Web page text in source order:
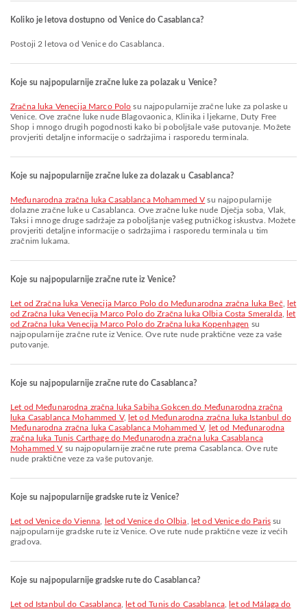
Koliko je letova dostupno od Venice do Casablanca?
Postoji 2 letova od Venice do Casablanca.
Koje su najpopularnije zračne luke za polazak u Venice?
Zračna luka Venecija Marco Polo su najpopularnije zračne luke za polaske u
Venice. Ove zračne luke nude Blagovaonica, Klinika i ljekarne, Duty Free
Shop i mnogo drugih pogodnosti kako bi poboljšale vaše putovanje. Možete
provjeriti detaljne informacije o sadržajima i rasporedu terminala.
Koje su najpopularnije zračne luke za dolazak u Casablanca?
Međunarodna zračna luka Casablanca Mohammed V su najpopularnije
dolazne zračne luke u Casablanca. Ove zračne luke nude Dječja soba, Vlak,
Taksi i mnoge druge sadržaje za poboljšanje vašeg putničkog iskustva. Možete
provjeriti detaljne informacije o sadržajima i rasporedu terminala u tim
zračnim lukama.
Koje su najpopularnije zračne rute iz Venice?
let od Zračna luka Venecija Marco Polo do Međunarodna zračna luka Beč,
let
od Zračna luka Venecija Marco Polo do Zračna luka Olbia Costa Smeralda,
let
od Zračna luka Venecija Marco Polo do Zračna luka Kopenhagen su
najpopularnije zračne rute iz Venice. Ove rute nude praktične veze za vaše
putovanje.
Koje su najpopularnije zračne rute do Casablanca?
let od Međunarodna zračna luka Sabiha Gokcen do Međunarodna zračna
luka Casablanca Mohammed V,
let od Međunarodna zračna luka Istanbul do
Međunarodna zračna luka Casablanca Mohammed V,
let od Međunarodna
zračna luka Tunis Carthage do Međunarodna zračna luka Casablanca
Mohammed V su najpopularnije zračne rute prema Casablanca. Ove rute
nude praktične veze za vaše putovanje.
Koje su najpopularnije gradske rute iz Venice?
let od Venice do Vienna let od Venice do Olbia let od Venice do Parissu
najpopularnije gradske rute iz Venice. Ove rute nude praktične veze iz većih
gradova.
Koje su najpopularnije gradske rute do Casablanca?
let od Istanbul do Casablanca let od Tunis do Casablanca,
let od Málaga do